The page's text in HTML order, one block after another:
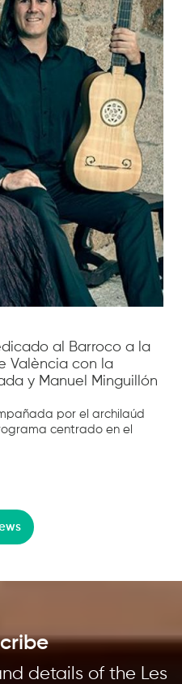
al Barroco a la
València con la
y Manuel Minguillón
por el archilaúd
centrado en el
details of the Les